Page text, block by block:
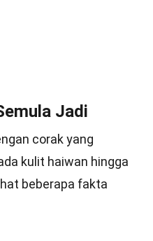
Jadi
corak yang
kulit haiwan hingga
beberapa fakta